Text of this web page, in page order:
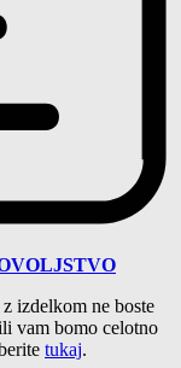
izdelkom ne boste
vam bomo celotno
tukaj.